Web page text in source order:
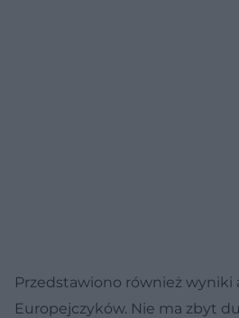
Przedstawiono również wyniki
Europejczyków. Nie ma zbyt